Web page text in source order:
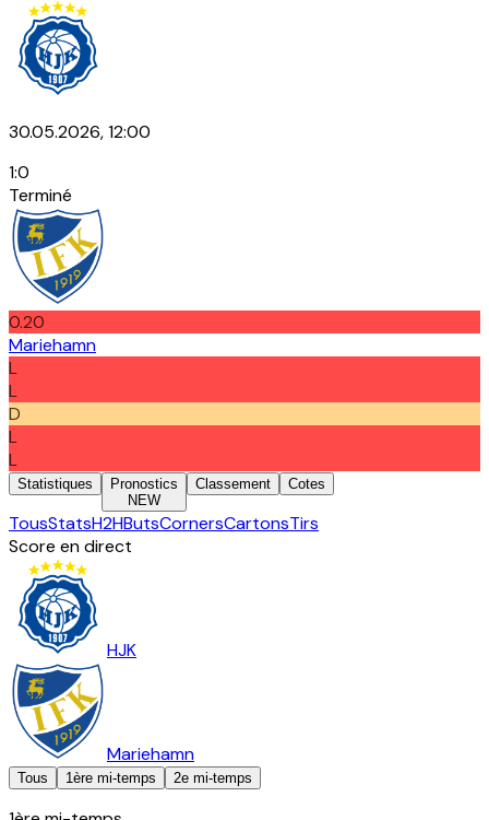
30.05.2026, 12:00
1:0
Terminé
0.20
Mariehamn
L
L
D
L
L
Statistiques
Pronostics
NEW
Classement Cotes
TousStatsH2HButsCornersCartonsTirs
Score en direct
HJK
Mariehamn
Tous 1ère mi-temps 2e mi-temps